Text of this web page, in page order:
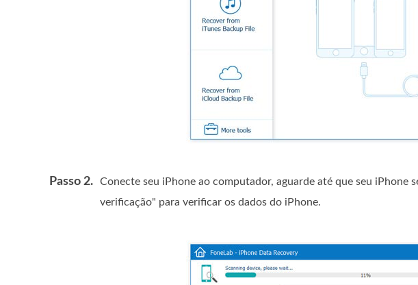
Passo 2.
Conecte seu iPhone ao computador, aguarde até que seu iPhone
verificação" para verificar os dados do iPhone.